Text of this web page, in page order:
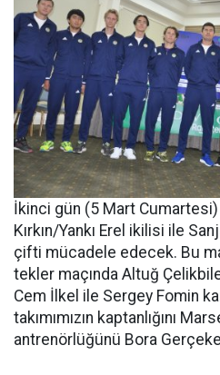
İkinci gün (5 Mart
Kırkın/Yankı Erel ikilisi ile
çifti mücadele edecek. Bu
tekler maçında Altuğ
Cem İlkel ile Sergey Fomin
takımımızın kaptanlığını
antrenörlüğünü Bora